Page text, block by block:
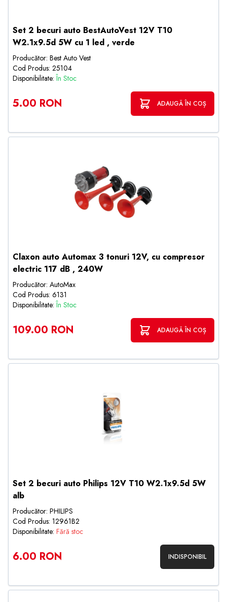
Set 2 becuri auto BestAutoVest 12V T10
W2.1x9.5d 5W cu 1 led , verde
Producător: Best Auto Vest
Cod Produs: 25104
Disponibilitate:În Stoc
5.00 RON ADAUGĂ ÎN COȘ
Claxon auto Automax 3 tonuri 12V, cu compresor
electric 117 dB , 240W
Producător: AutoMax
Cod Produs: 6131
Disponibilitate:În Stoc
109.00 RON ADAUGĂ ÎN COȘ
Set 2 becuri auto Philips 12V T10 W2.1x9.5d 5W
alb
Producător: PHILIPS
Cod Produs: 12961B2
Disponibilitate: Fără stoc
6.00 RON INDISPONIBIL